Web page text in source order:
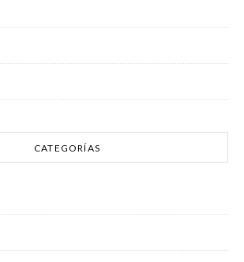
CATEGORÍAS